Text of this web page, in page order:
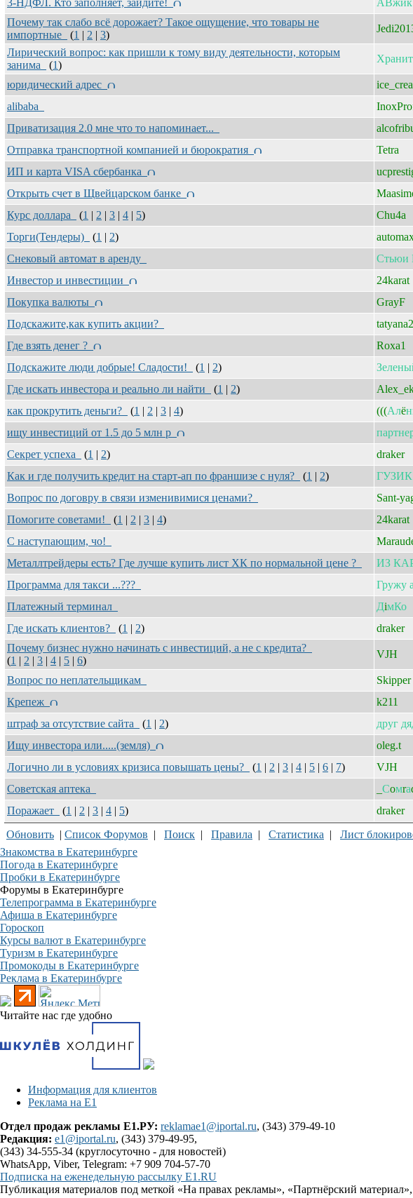
3-НДФЛ. Кто заполняет, зайдите! АВжик
Почему так слабо всё дорожает? Такое ощущение, что товары не
импортные
(1 | 2 | 3)
Лирический вопрос: как пришли к тому виду деятельности, которым
занима
(1)
юридический адрес
alibaba
Приватизация 2.0 мне что то напоминает...
Отправка транспортной компанией и бюрократия
Tetra
ИП и карта VISA cбербанка
Открыть счет в Щвейцарском банке
Курс доллара
(1 | 2 | 3 | 4 | 5) Chu4a
Торги(Тендеры)
(1 | 2)
Снековый автомат в аренду
Стьюи
Инвестор и инвестиции
24karat
Покупка валюты
GrayF
Подскажите,как купить акции?
Где взять денег ?
Roxa1
Подскажите люди добрые! Сладости!
(1 | 2)
Где искать инвестора и реально ли найти
(1 | 2)
как прокрутить деньги?
(1 | 2 | 3 | 4) (((Алё
ищу инвестиций от 1.5 до 5 млн р
Секрет успеха
(1 | 2) draker
Как и где получить кредит на старт-ап по франшизе с нуля?
(1 | 2) ГУЗИК
Вопрос по договру в связи изменивимися ценами?
Sant-
Помогите советами!
(1 | 2 | 3 | 4) 24karat
С наступающим, чо!
Металлтрейдеры есть? Где лучше купить лист ХК по нормальной цене ?
ИЗ
Программа для такси ...???
Гружу
Платежный терминал
ДiмКо
Где искать клиентов?
(1 | 2) draker
Почему бизнес нужно начинать с инвестиций, а не с кредита?
(1 | 2 | 3 | 4 | 5 | 6)
VJH
Вопрос по неплательщикам Skipper
Крепеж
k211
штраф за отсутствие сайта
(1 | 2) друг
Ищу инвестора или.....(земля)
oleg.t
Логично ли в условиях кризиса повышать цены?
(1 | 2 | 3 | 4 | 5 | 6 | 7) VJH
Советская аптека
Сoмrа
Поражает
(1 | 2 | 3 | 4 | 5) draker
Обновить | Список Форумов | Поиск | Правила | Статистика | Лист
Знакомства в Екатеринбурге
Погода в Екатеринбурге
Пробки в Екатеринбурге
Форумы в Екатеринбурге
Телепрограмма в Екатеринбурге
Афиша в Екатеринбурге
Гороскоп
Курсы валют в Екатеринбурге
Туризм в Екатеринбурге
Промокоды в Екатеринбурге
Реклама в Екатеринбурге
Читайте нас где удобно
Информация для клиентов
Реклама на Е1
Отдел продаж рекламы Е1.РУ: reklamae1@iportal.ru, (343) 379-49-10
Редакция: e1@iportal.ru, (343) 379-49-95,
(343) 34-555-34 (круглосуточно - для новостей)
WhatsApp, Viber, Telegram: +7 909 704-57-70
Подписка на еженедельную рассылку E1.RU
Публикация материалов под меткой «На правах рекламы», «Партнёрский материал»,